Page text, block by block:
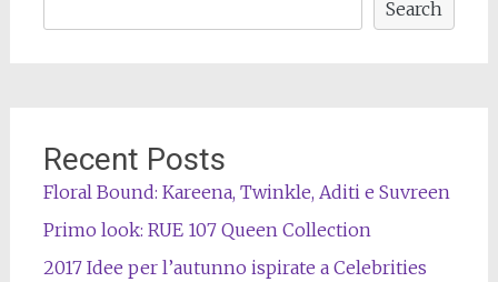
Search
Recent Posts
Floral Bound: Kareena, Twinkle, Aditi e Suvreen
Primo look: RUE 107 Queen Collection
2017 Idee per l’autunno ispirate a Celebrities